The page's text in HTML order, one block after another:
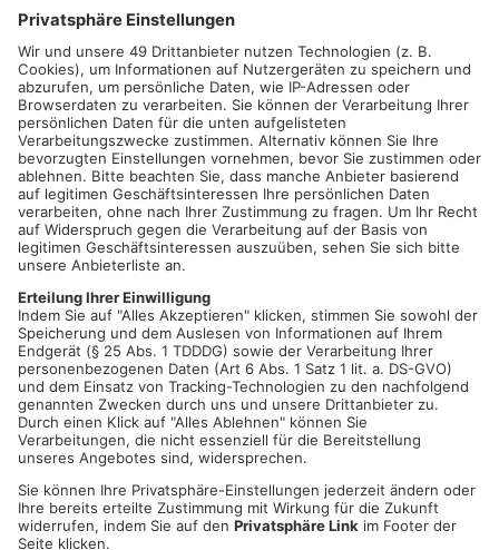
verwertete (51.) Doch die Kickers antworteten prompt: Firat
über rechts mit seinem schwächeren rechten Fuß und
maßgenauer Flanke auf Garcia, der mit schöner
Direktabnahme Gästekeeper Glaus keine Abwehrchance ließ
(53.) Kurz darauf war es Deniz, der mit einem Kopfball im
Anschluss an eine Ecke nur knapp am VfB-Torhüter scheiterte.
In der letzten Minute der Nachspielzeit erlöste der kurz zuvor
eingewechselte Ramaj Mannschaft und Fans mit der
Entscheidung. Sein Schuss vom linken Strafraumeck schlug
im langen Eck ein und machte den 3:1 Heimsieg für den OFC
perfekt (90. + 6).
Am kommenden Sonntag spielt der OFC auswärts beim des
FSV Frankfurt. Anstoß in der PSD-Bank-Arena ist um 14 Uhr.
Mannschaftsaufstellung Kickers Offenbach:
Stephan Flauder, Sebastian Zieleniecki, Rafael Garcia (90.
Elsamed Ramaj), Maik Vetter, Serkan Firat, Tunay Deniz, Denis
Huseinbasic (77. Lucas Hermes), Osarenren Okungbowa (61.
Jayson Breitenbach), Mathias Fetsch, Ronny Marcos, Dejan
Bozic (89. Lucas Hermes)
• 1:0 Okungbowa (22.)
• 1:1 Schipplock (51.)
• 2:1 Garcia (53.)